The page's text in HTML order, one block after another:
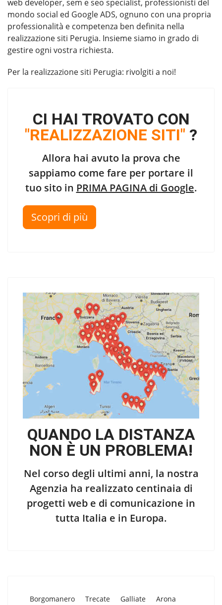
web developer, sem e seo specialist, professionisti del
mondo social ed Google ADS, ognuno con una propria
professionalità e competenza ben definita nella
realizzazione siti Perugia. Insieme siamo in grado di
gestire ogni vostra richiesta.
Per la realizzazione siti Perugia: rivolgiti a noi!
CI HAI TROVATO CON
"REALIZZAZIONE SITI" ?
Allora hai avuto la prova che
sappiamo come fare per portare il
tuo sito in PRIMA PAGINA di Google.
Scopri di più
QUANDO LA DISTANZA
NON È UN PROBLEMA!
Nel corso degli ultimi anni, la nostra
Agenzia ha realizzato centinaia di
progetti web e di comunicazione in
tutta Italia e in Europa.
Borgomanero Trecate Galliate
Arona